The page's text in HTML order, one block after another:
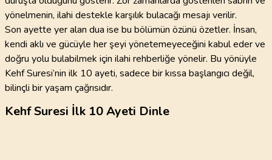
yönelmenin, ilahi destekle karşılık bulacağı mesajı verilir.
Son ayette yer alan dua ise bu bölümün özünü özetler. İnsan,
kendi aklı ve gücüyle her şeyi yönetemeyeceğini kabul eder ve
doğru yolu bulabilmek için ilahi rehberliğe yönelir. Bu yönüyle
Kehf Suresi’nin ilk 10 ayeti, sadece bir kıssa başlangıcı değil,
bilinçli bir yaşam çağrısıdır.
Kehf Suresi İlk 10 Ayeti Dinle